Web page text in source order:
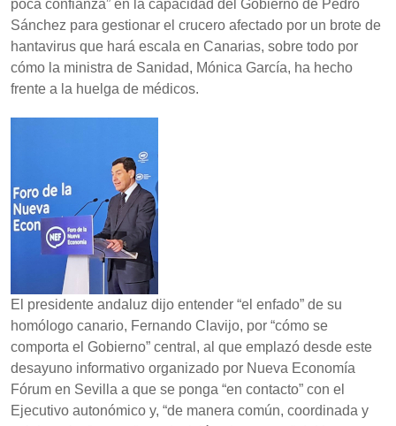
poca confianza” en la capacidad del Gobierno de Pedro
Sánchez para gestionar el crucero afectado por un brote de
hantavirus que hará escala en Canarias, sobre todo por
cómo la ministra de Sanidad, Mónica García, ha hecho
frente a la huelga de médicos.
El presidente andaluz dijo entender “el enfado” de su
homólogo canario, Fernando Clavijo, por “cómo se
comporta el Gobierno” central, al que emplazó desde este
desayuno informativo organizado por Nueva Economía
Fórum en Sevilla a que se ponga “en contacto” con el
Ejecutivo autonómico y, “de manera común, coordinada y